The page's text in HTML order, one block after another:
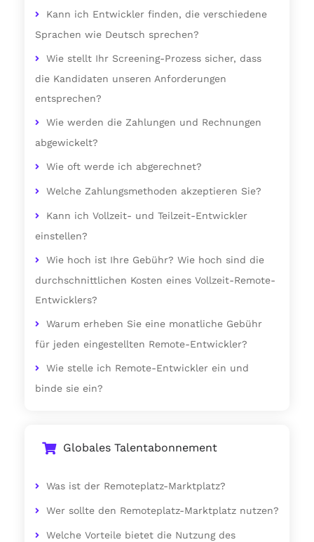
Kann ich Entwickler finden, die verschiedene
Sprachen wie Deutsch sprechen?
Wie stellt Ihr Screening-Prozess sicher, dass
die Kandidaten unseren Anforderungen
entsprechen?
Wie werden die Zahlungen und Rechnungen
abgewickelt?
Wie oft werde ich abgerechnet?
Welche Zahlungsmethoden akzeptieren Sie?
Kann ich Vollzeit- und Teilzeit-Entwickler
einstellen?
Wie hoch ist Ihre Gebühr? Wie hoch sind die
durchschnittlichen Kosten eines Vollzeit-Remote-
Entwicklers?
Warum erheben Sie eine monatliche Gebühr
für jeden eingestellten Remote-Entwickler?
Wie stelle ich Remote-Entwickler ein und
binde sie ein?
Globales Talentabonnement
Was ist der Remoteplatz-Marktplatz?
Wer sollte den Remoteplatz-Marktplatz nutzen?
Welche Vorteile bietet die Nutzung des